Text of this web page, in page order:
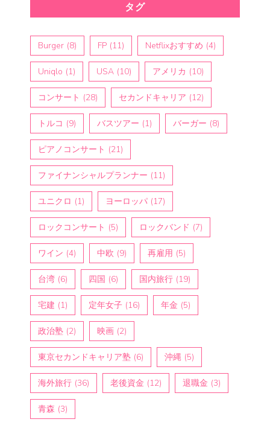
タグ
Burger (8) FP (11) Netflixおすすめ (4)
Uniqlo (1) USA (10) アメリカ (10)
コンサート (28) セカンドキャリア (12)
トルコ (9) バスツアー (1) バーガー (8)
ピアノコンサート (21)
ファイナンシャルプランナー (11)
ユニクロ (1) ヨーロッパ (17)
ロックコンサート (5) ロックバンド (7)
ワイン (4) 中欧 (9) 再雇用 (5)
台湾 (6) 四国 (6) 国内旅行 (19)
宅建 (1) 定年女子 (16) 年金 (5)
政治塾 (2) 映画 (2)
東京セカンドキャリア塾 (6) 沖縄 (5)
海外旅行 (36) 老後資金 (12) 退職金 (3)
青森 (3)